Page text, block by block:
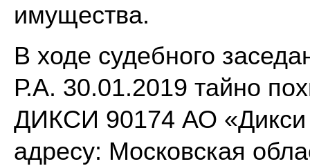
имущества.
В ходе судебного
Р.А. 30.01.2019 тайно
ДИКСИ 90174 АО «Дикси
адресу: Московская